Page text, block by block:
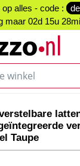
op alles - code :
maar 02d 15u
Taupe